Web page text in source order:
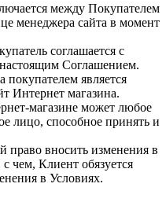
между Покупателем
менеджера сайта в момент
соглашается с
Соглашением.
покупателем является
Интернет магазина.
магазине может любое
лицо, способное принять и
право вносить изменения в
чем, Клиент обязуется
в Условиях.